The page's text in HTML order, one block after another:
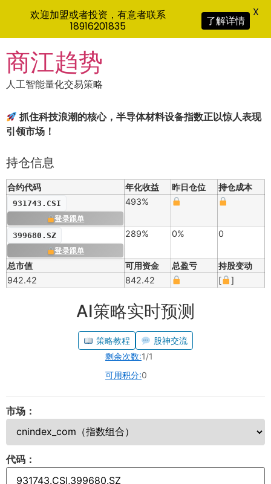
to
content
商江趋势
人工智能量化交易策略
抓住科技浪潮的核心，半导体材料设备指数正以惊人表现
引领市场！
持仓信息
合约代码 年化收益 昨日仓位 持仓成本
931743.CSI
登录跟单
493%
399680.SZ
登录跟单
289% 0% 0
总市值 可用资金 总盈亏
持股变动
942.42
842.42 [ ]
AI策略实时预测
策略教程
股神交流
剩余次数:1/1
可用积分:0
市场：
代码：
欢迎加盟或者投资，有意者联系
18916201835
了解详情
X